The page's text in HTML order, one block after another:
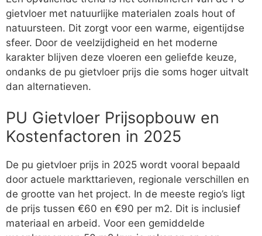
gietvloer met natuurlijke materialen zoals hout of
natuursteen. Dit zorgt voor een warme, eigentijdse
sfeer. Door de veelzijdigheid en het moderne
karakter blijven deze vloeren een geliefde keuze,
ondanks de pu gietvloer prijs die soms hoger uitvalt
dan alternatieven.
PU Gietvloer Prijsopbouw en
Kostenfactoren in 2025
De pu gietvloer prijs in 2025 wordt vooral bepaald
door actuele markttarieven, regionale verschillen en
de grootte van het project. In de meeste regio’s ligt
de prijs tussen €60 en €90 per m2. Dit is inclusief
materiaal en arbeid. Voor een gemiddelde